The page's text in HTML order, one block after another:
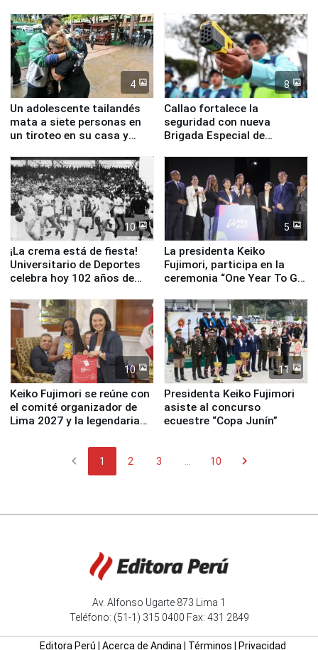
4
Un adolescente tailandés
mata a siete personas en
un tiroteo en su casa y
8
Callao fortalece la
seguridad con nueva
Brigada Especial de
equipamiento para
Serenazgo
10
¡La crema está de fiesta!
Universitario de Deportes
celebra hoy 102 años de
5
La presidenta Keiko
Fujimori, participa en la
ceremonia “One Year To Go
10
Keiko Fujimori se reúne con
el comité organizador de
Lima 2027 y la legendaria
11
Presidenta Keiko Fujimori
asiste al concurso
ecuestre “Copa Junín”
chevron_left 1 2 3 10 chevron_right
Av. Alfonso Ugarte 873 Lima 1
Teléfono: (51-1) 315 0400 Fax: 431 2849
Editora Perú Acerca de Andina| Términos Privacidad